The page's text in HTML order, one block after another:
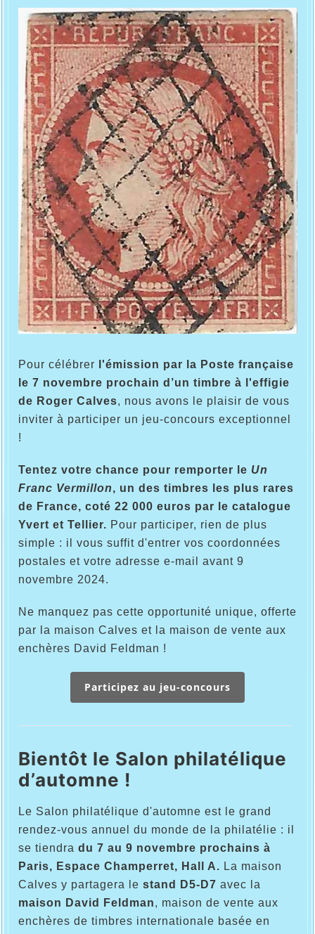
Pour célébrer
l'émission par la Poste française
le 7 novembre prochain d’un timbre à l'effigie
de Roger Calves, nous avons le plaisir de vous
inviter à participer un jeu-concours exceptionnel
!
Tentez votre chance pour remporter le Un
Franc Vermillon, un des timbres les plus rares
de France, coté 22 000 euros par le catalogue
Yvert et Tellier. Pour participer, rien de plus
simple : il vous suffit d'entrer vos coordonnées
postales et votre adresse e-mail avant 9
novembre 2024.
Ne manquez pas cette opportunité unique, offerte
par la maison Calves et la maison de vente aux
enchères David Feldman !
Participez au jeu-concours
Bientôt le Salon philatélique
d’automne !
Le Salon philatélique d'automne est le grand
rendez-vous annuel du monde de la philatélie : il
se tiendra du 7 au 9 novembre prochains à
Paris, Espace Champerret, Hall A. La maison
Calves y partagera le stand D5-D7 avec la
maison David Feldman, maison de vente aux
enchères de timbres internationale basée en